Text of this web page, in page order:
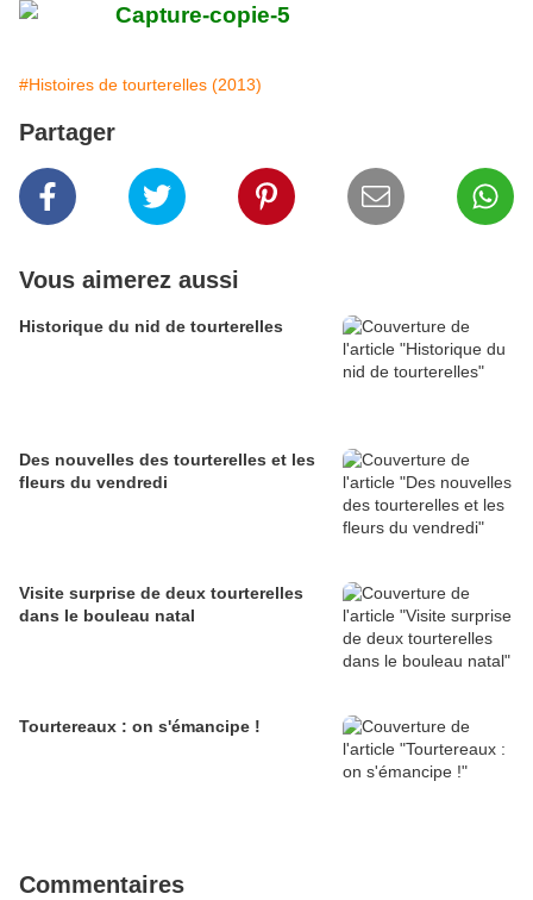
#Histoires de tourterelles (2013)
Partager
Vous aimerez aussi
Historique du nid de tourterelles
Des nouvelles des tourterelles et les
fleurs du vendredi
Visite surprise de deux tourterelles
dans le bouleau natal
Tourtereaux : on s'émancipe !
Commentaires